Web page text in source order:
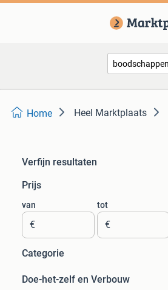
Home Heel Marktplaats
Verfijn resultaten
Prijs
van
€
tot
€
Categorie
Doe-het-zelf en Verbouw